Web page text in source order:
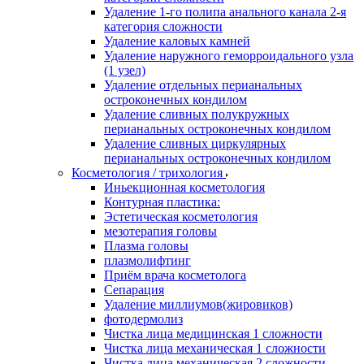
Удаление 1-го полипа анального канала 2-я
категория сложности
Удаление каловых камней
Удаление наружного геморроидального узла
(1 узел)
Удаление отдельных перианальных
остроконечных кондилом
Удаление сливных полукружных
перианальных остроконечных кондилом
Удаление сливных циркулярных
перианальных остроконечных кондилом
Косметология / трихология
Иньекционная косметология
Контурная пластика:
Эстетическая косметология
мезотерапия головы
Плазма головы
плазмолифтинг
Приём врача косметолога
Сепарация
Удаление миллиумов(жировиков)
фотодермолиз
Чистка лица медицинская 1 сложности
Чистка лица механическая 1 сложности